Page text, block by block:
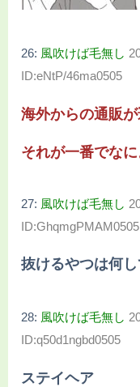
26: 風吹けば毛無し
ID:eNtP/46ma0505
海外からの通販
それが一番でな
27: 風吹けば毛無し
ID:GhqmgPMAM0505
抜けるやつは何
28: 風吹けば毛無し
ID:q50d1ngbd0505
ステイヘア